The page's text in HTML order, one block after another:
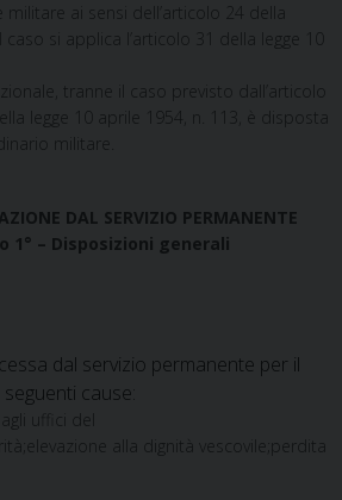
militare ai sensi dell’articolo 24 della
si applica l’articolo 31 della legge 10
tranne il caso previsto dall’articolo
legge 10 aprile 1954, n. 113, è disposta
militare.
DAL SERVIZIO PERMANENTE
1° – Disposizioni generali
dal servizio permanente per il
cause:
uffici del
alla dignità vescovile;perdita